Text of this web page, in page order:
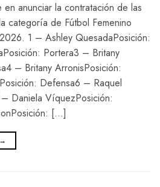
anunciar la contratación de las
categoría de Fútbol Femenino
1 – Ashley QuesadaPosición:
Portera3 – Britany
– Britany ArronisPosición:
Defensa6 – Raquel
Daniela VíquezPosición:
[…]
→